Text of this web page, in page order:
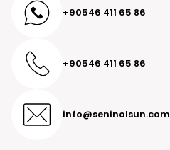
+90546 411 65 86
+90546 411 65 86
info@seninolsun.com